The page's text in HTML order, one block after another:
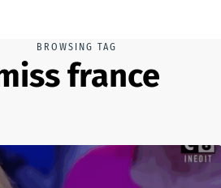
BROWSING TAG
france